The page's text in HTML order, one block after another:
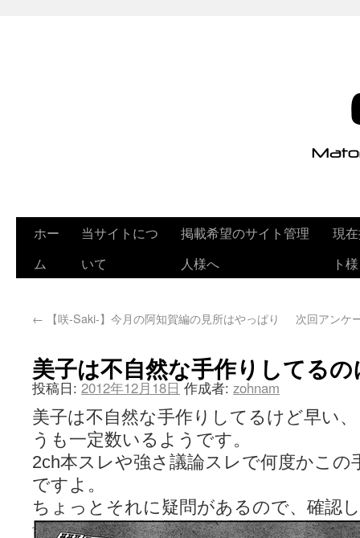
ホー
ム
当サイトにつ
いて
掲載希望のサイト管理
人様へ
現
ト様
← 【咲-Saki-】今月の阿知賀編の見所はやっぱり 次回アンケ
美子は不自然な手作りしてる
投稿日: 2012年12月18日 作成者: zohnam
美子は不自然な手作りしてるけど早い
うも一定数いるようです。
2ch本スレや強さ議論スレで何度かこ
ですよ。
ちょっとそれに疑問があるので、確認